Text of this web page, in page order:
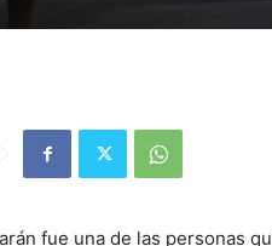
fue una de las personas